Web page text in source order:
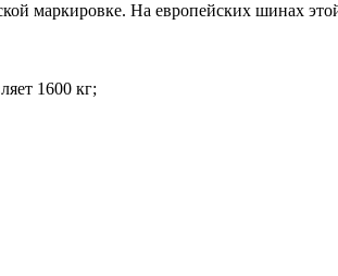
маркировке. На европейских шинах
1600 кг;